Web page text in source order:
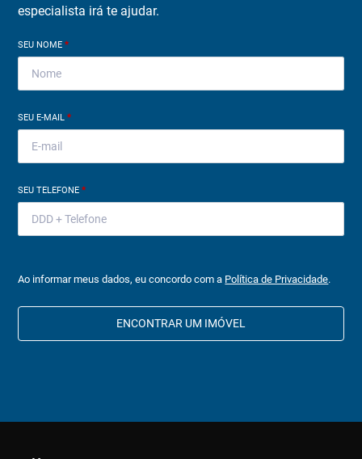
especialista irá te ajudar.
SEU NOME*
SEU E-MAIL*
SEU TELEFONE*
Ao informar meus dados, eu concordo com a Política de Privacidade.
ENCONTRAR UM IMÓVEL